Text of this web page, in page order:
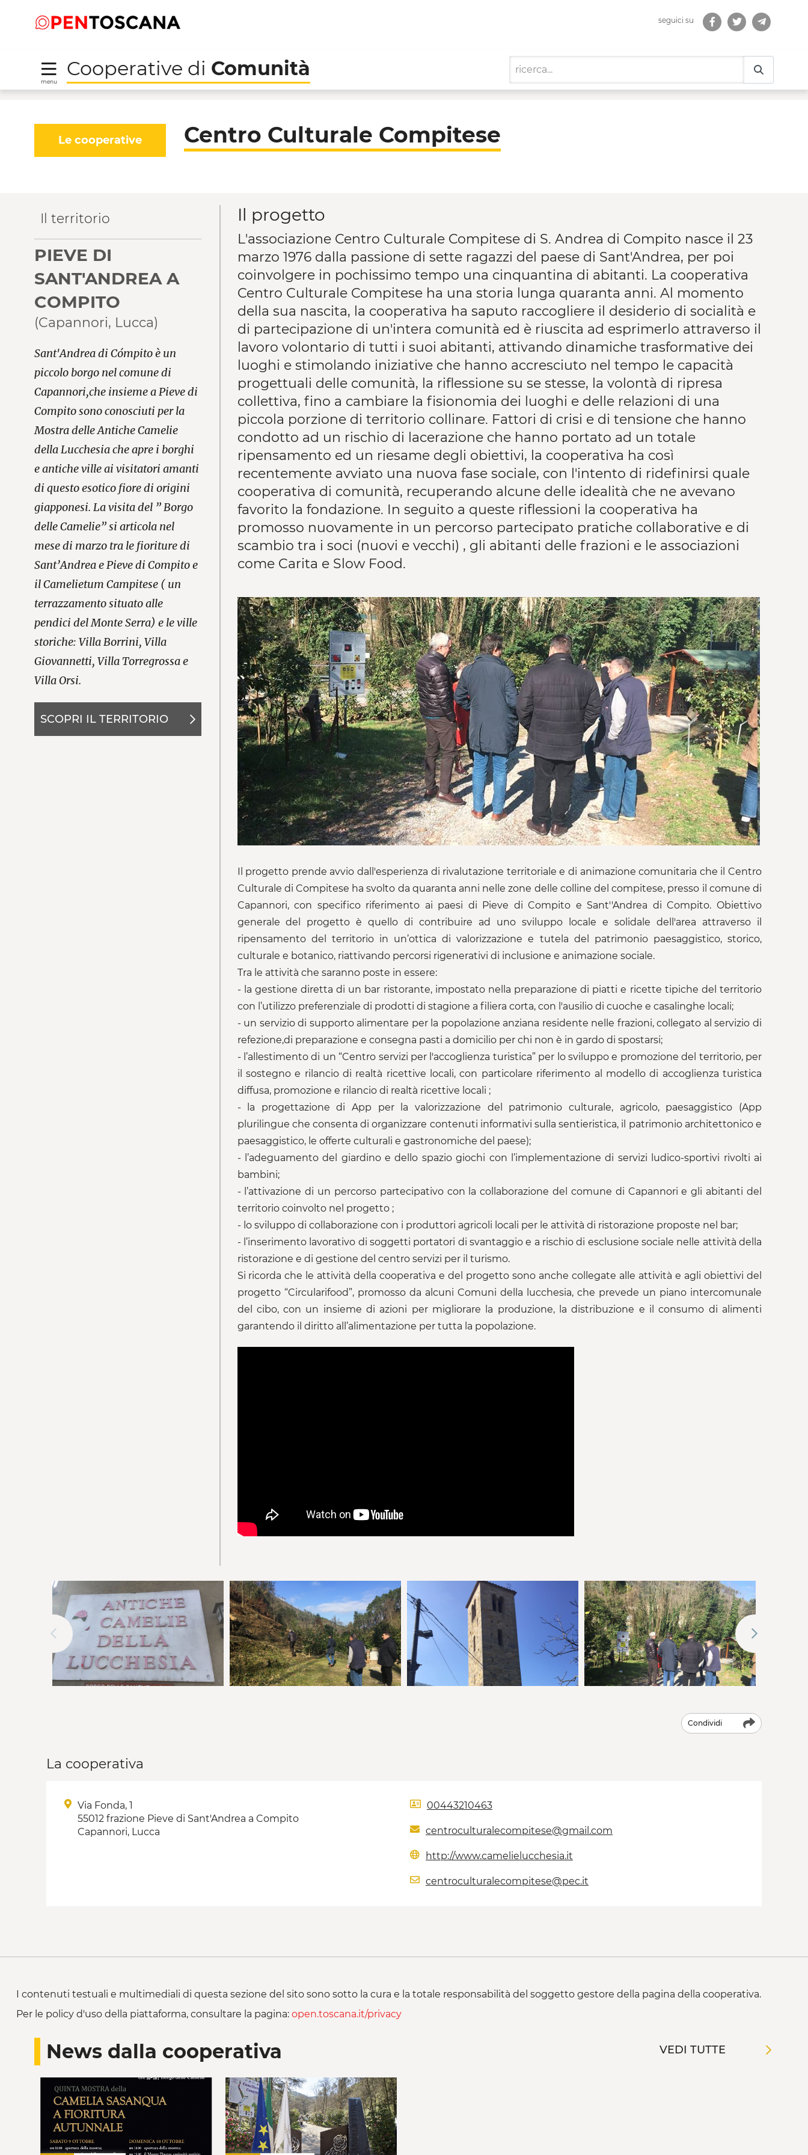
seguici su
menu
Cooperative di Comunità
Centro Culturale Compitese - Cooperative di Comunità
Le cooperative Centro Culturale Compitese
Il territorio
PIEVE DI
SANT'ANDREA A
COMPITO
(Capannori, Lucca)
Sant'Andrea di Cómpito è un
piccolo borgo nel comune di
Capannori,che insieme a Pieve di
Compito sono conosciuti per la
Mostra delle Antiche Camelie
della Lucchesia che apre i borghi
e antiche ville ai visitatori amanti
di questo esotico fiore di origini
giapponesi. La visita del ” Borgo
delle Camelie” si articola nel
mese di marzo tra le fioriture di
Sant’Andrea e Pieve di Compito e
il Camelietum Campitese ( un
terrazzamento situato alle
pendici del Monte Serra) e le ville
storiche: Villa Borrini, Villa
Giovannetti, Villa Torregrossa e
Villa Orsi.
SCOPRI IL TERRITORIO
Il progetto
L'associazione Centro Culturale Compitese di S. Andrea di Compito nasce il 23
marzo 1976 dalla passione di sette ragazzi del paese di Sant'Andrea, per poi
coinvolgere in pochissimo tempo una cinquantina di abitanti. La cooperativa
Centro Culturale Compitese ha una storia lunga quaranta anni. Al momento
della sua nascita, la cooperativa ha saputo raccogliere il desiderio di socialità e
di partecipazione di un'intera comunità ed è riuscita ad esprimerlo attraverso il
lavoro volontario di tutti i suoi abitanti, attivando dinamiche trasformative dei
luoghi e stimolando iniziative che hanno accresciuto nel tempo le capacità
progettuali delle comunità, la riflessione su se stesse, la volontà di ripresa
collettiva, fino a cambiare la fisionomia dei luoghi e delle relazioni di una
piccola porzione di territorio collinare. Fattori di crisi e di tensione che hanno
condotto ad un rischio di lacerazione che hanno portato ad un totale
ripensamento ed un riesame degli obiettivi, la cooperativa ha così
recentemente avviato una nuova fase sociale, con l'intento di ridefinirsi quale
cooperativa di comunità, recuperando alcune delle idealità che ne avevano
favorito la fondazione. In seguito a queste riflessioni la cooperativa ha
promosso nuovamente in un percorso partecipato pratiche collaborative e di
scambio tra i soci (nuovi e vecchi) , gli abitanti delle frazioni e le associazioni
come Carita e Slow Food.
Il progetto prende avvio dall'esperienza di rivalutazione territoriale e di animazione comunitaria che il Centro
Culturale di Compitese ha svolto da quaranta anni nelle zone delle colline del compitese, presso il comune di
Capannori, con specifico riferimento ai paesi di Pieve di Compito e Sant''Andrea di Compito. Obiettivo
generale del progetto è quello di contribuire ad uno sviluppo locale e solidale dell'area attraverso il
ripensamento del territorio in un’ottica di valorizzazione e tutela del patrimonio paesaggistico, storico,
culturale e botanico, riattivando percorsi rigenerativi di inclusione e animazione sociale.
Tra le attività che saranno poste in essere:
- la gestione diretta di un bar ristorante, impostato nella preparazione di piatti e ricette tipiche del territorio
con l’utilizzo preferenziale di prodotti di stagione a filiera corta, con l'ausilio di cuoche e casalinghe locali;
- un servizio di supporto alimentare per la popolazione anziana residente nelle frazioni, collegato al servizio di
refezione,di preparazione e consegna pasti a domicilio per chi non è in gardo di spostarsi;
- l’allestimento di un “Centro servizi per l'accoglienza turistica” per lo sviluppo e promozione del territorio, per
il sostegno e rilancio di realtà ricettive locali, con particolare riferimento al modello di accoglienza turistica
diffusa, promozione e rilancio di realtà ricettive locali ;
- la progettazione di App per la valorizzazione del patrimonio culturale, agricolo, paesaggistico (App
plurilingue che consenta di organizzare contenuti informativi sulla sentieristica, il patrimonio architettonico e
paesaggistico, le offerte culturali e gastronomiche del paese);
- l’adeguamento del giardino e dello spazio giochi con l’implementazione di servizi ludico-sportivi rivolti ai
bambini;
- l’attivazione di un percorso partecipativo con la collaborazione del comune di Capannori e gli abitanti del
territorio coinvolto nel progetto ;
- lo sviluppo di collaborazione con i produttori agricoli locali per le attività di ristorazione proposte nel bar;
- l’inserimento lavorativo di soggetti portatori di svantaggio e a rischio di esclusione sociale nelle attività della
ristorazione e di gestione del centro servizi per il turismo.
Si ricorda che le attività della cooperativa e del progetto sono anche collegate alle attività e agli obiettivi del
progetto “Circularifood”, promosso da alcuni Comuni della lucchesia, che prevede un piano intercomunale
del cibo, con un insieme di azioni per migliorare la produzione, la distribuzione e il consumo di alimenti
garantendo il diritto all’alimentazione per tutta la popolazione.
Condividi
La cooperativa
Via Fonda, 1
55012 frazione Pieve di Sant'Andrea a Compito
Capannori, Lucca
00443210463
centroculturalecompitese@gmail.com
http://www.camelielucchesia.it
centroculturalecompitese@pec.it
I contenuti testuali e multimediali di questa sezione del sito sono sotto la cura e la totale responsabilità del soggetto gestore della pagina della cooperativa.
Per le policy d'uso della piattaforma, consultare la pagina: open.toscana.it/privacy
News dalla cooperativa VEDI TUTTE